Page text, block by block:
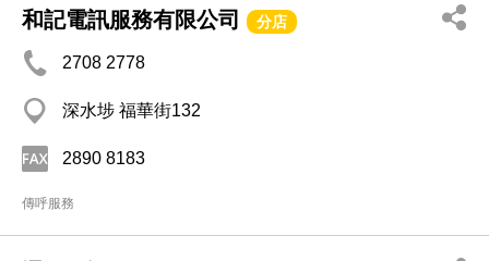
和記電訊服務有限公司 分店
2708 2778
深水埗 福華街132
2890 8183
傳呼服務